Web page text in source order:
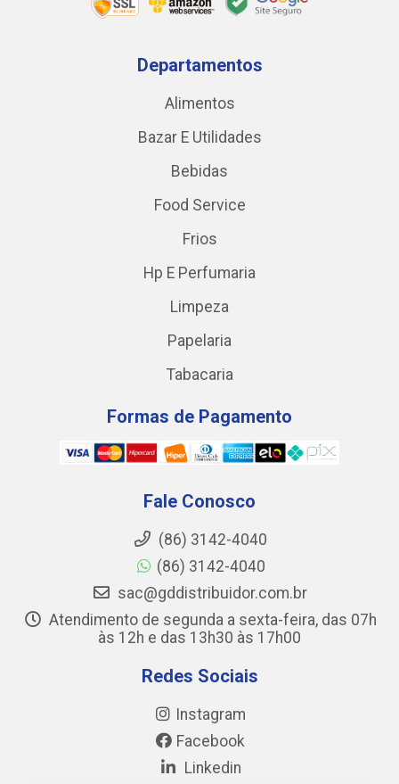
Departamentos
Alimentos
Bazar E Utilidades
Bebidas
Food Service
Frios
Hp E Perfumaria
Limpeza
Papelaria
Tabacaria
Formas de Pagamento
Fale Conosco
(86) 3142-4040
(86) 3142-4040
sac@gddistribuidor.com.br
Atendimento de segunda a sexta-feira, das 07h
às 12h e das 13h30 às 17h00
Redes Sociais
Instagram
Facebook
Linkedin